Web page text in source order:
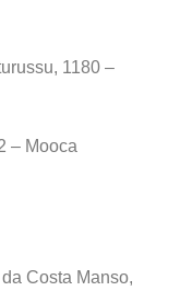
1180 –
– Mooca
Costa Manso,